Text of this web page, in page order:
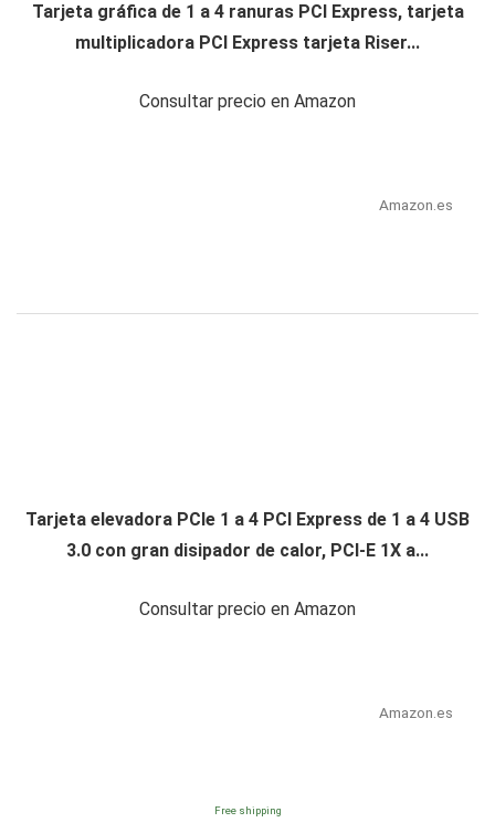
Tarjeta gráfica de 1 a 4 ranuras PCI Express, tarjeta
multiplicadora PCI Express tarjeta Riser...
Consultar precio en Amazon
Amazon.es
Tarjeta elevadora PCIe 1 a 4 PCI Express de 1 a 4 USB
3.0 con gran disipador de calor, PCI-E 1X a...
Consultar precio en Amazon
Amazon.es
Free shipping